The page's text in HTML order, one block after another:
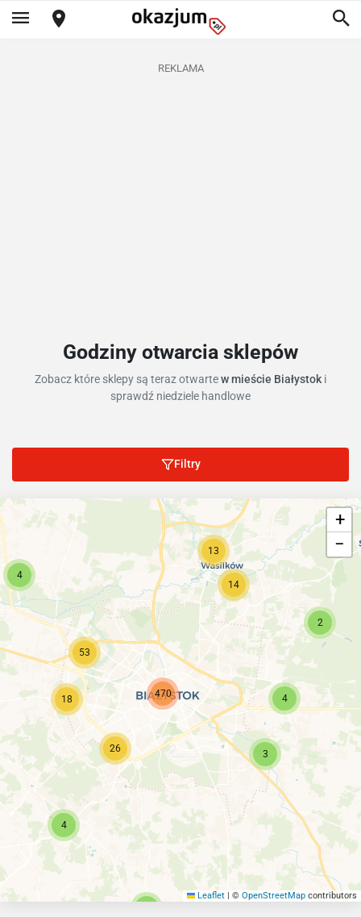
REKLAMA
Godziny otwarcia sklepów
Zobacz które sklepy są teraz otwartew mieście Białystok i
sprawdź niedziele handlowe
Filtry
26
4
3
18
13
2
14
4
4
470
53
+
−
Leaflet | © OpenStreetMap contributors